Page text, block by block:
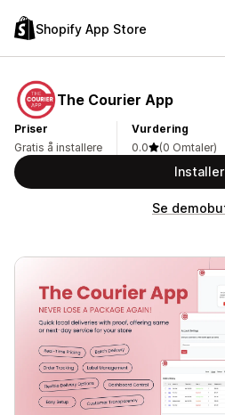
Shopify App Store
The Courier App
Priser
Gratis å installere
Vurdering
0.0
(0 Omtaler)
Installer
Se